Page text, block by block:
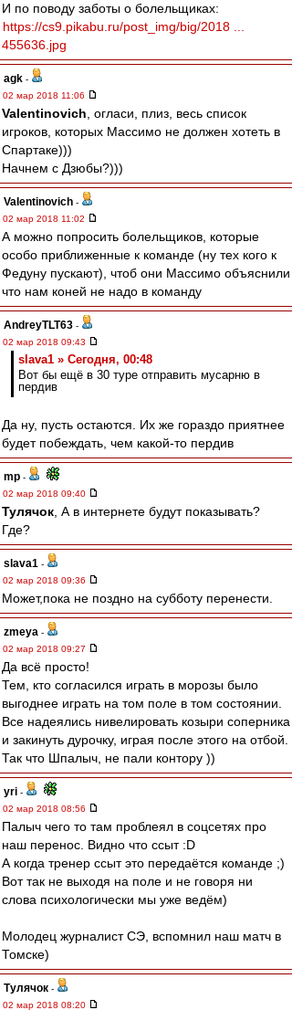
И по поводу заботы о болельщиках:
https://cs9.pikabu.ru/post_img/big/2018 ...
455636.jpg
agk -
02 мар 2018 11:06
Valentinovich , огласи, плиз, весь список
игроков, которых Массимо не должен хотеть в
Спартаке)))
Начнем с Дзюбы?)))
Valentinovich -
02 мар 2018 11:02
А можно попросить болельщиков, которые
особо приближенные к команде (ну тех кого к
Федуну пускают), чтоб они Массимо объяснили
что нам коней не надо в команду
AndreyTLT63 -
02 мар 2018 09:43
slava1 » Сегодня, 00:48
Вот бы ещё в 30 туре отправить мусарню в
пердив
Да ну, пусть остаются. Их же гораздо приятнее
будет побеждать, чем какой-то пердив
mp -
02 мар 2018 09:40
Тулячок , А в интернете будут показывать?
Где?
slava1 -
02 мар 2018 09:36
Может,пока не поздно на субботу перенести.
zmeya -
02 мар 2018 09:27
Да всё просто!
Тем, кто согласился играть в морозы было
выгоднее играть на том поле в том состоянии.
Все надеялись нивелировать козыри соперника
и закинуть дурочку, играя после этого на отбой.
Так что Шпалыч, не пали контору ))
yri -
02 мар 2018 08:56
Палыч чего то там проблеял в соцсетях про
наш перенос. Видно что ссыт :D
А когда тренер ссыт это передаётся команде ;)
Вот так не выходя на поле и не говоря ни
слова психологически мы уже ведём)
Молодец журналист СЭ, вспомнил наш матч в
Томске)
Тулячок -
02 мар 2018 08:20